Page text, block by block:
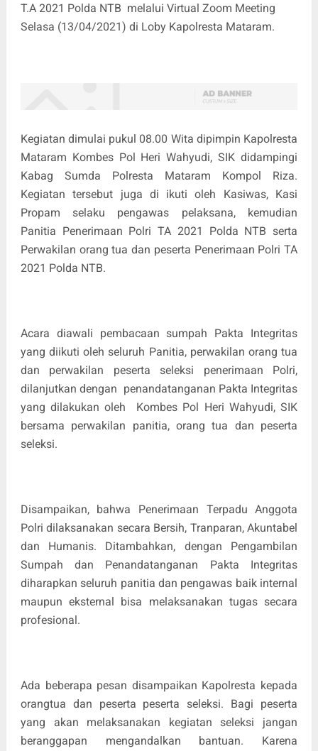
T.A 2021 Polda NTB melalui Virtual Zoom Meeting
Selasa (13/04/2021) di Loby Kapolresta Mataram.
Kegiatan dimulai pukul 08.00 Wita dipimpin Kapolresta
Mataram Kombes Pol Heri Wahyudi, SIK didampingi
Kabag Sumda Polresta Mataram Kompol Riza.
Kegiatan tersebut juga di ikuti oleh Kasiwas, Kasi
Propam selaku pengawas pelaksana, kemudian
Panitia Penerimaan Polri TA 2021 Polda NTB serta
Perwakilan orang tua dan peserta Penerimaan Polri TA
2021 Polda NTB.
Acara diawali pembacaan sumpah Pakta Integritas
yang diikuti oleh seluruh Panitia, perwakilan orang tua
dan perwakilan peserta seleksi penerimaan Polri,
dilanjutkan dengan penandatanganan Pakta Integritas
yang dilakukan oleh Kombes Pol Heri Wahyudi, SIK
bersama perwakilan panitia, orang tua dan peserta
seleksi.
Disampaikan, bahwa Penerimaan Terpadu Anggota
Polri dilaksanakan secara Bersih, Tranparan, Akuntabel
dan Humanis. Ditambahkan, dengan Pengambilan
Sumpah dan Penandatanganan Pakta Integritas
diharapkan seluruh panitia dan pengawas baik internal
maupun eksternal bisa melaksanakan tugas secara
profesional.
Ada beberapa pesan disampaikan Kapolresta kepada
orangtua dan peserta peserta seleksi. Bagi peserta
yang akan melaksanakan kegiatan seleksi jangan
beranggapan mengandalkan bantuan. Karena